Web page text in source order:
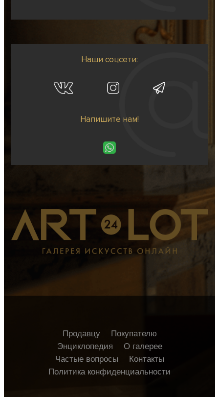
Наши соцсети:
Напишите нам!
Продавцу
Покупателю
Энциклопедия
О галерее
Частые вопросы
Контакты
Политика конфиденциальности